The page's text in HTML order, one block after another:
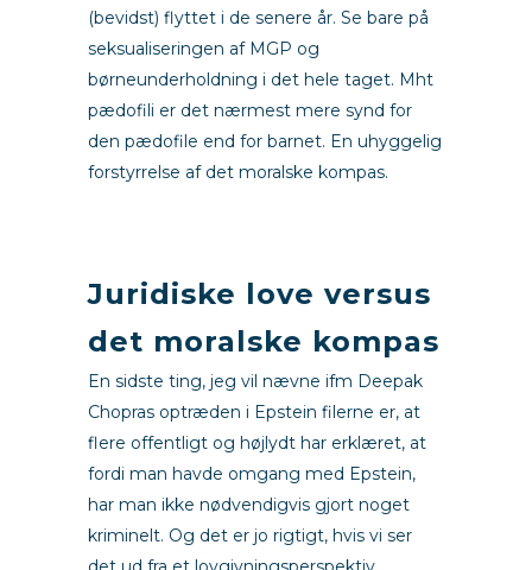
(bevidst) flyttet i de senere år. Se bare på
seksualiseringen af MGP og
børneunderholdning i det hele taget. Mht
pædofili er det nærmest mere synd for
den pædofile end for barnet. En uhyggelig
forstyrrelse af det moralske kompas.
Juridiske love versus
det moralske kompas
En sidste ting, jeg vil nævne ifm Deepak
Chopras optræden i Epstein filerne er, at
flere offentligt og højlydt har erklæret, at
fordi man havde omgang med Epstein,
har man ikke nødvendigvis gjort noget
kriminelt. Og det er jo rigtigt, hvis vi ser